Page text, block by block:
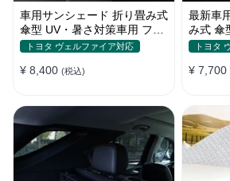
車用サンシェード 折り畳み式
傘型 UV・暑さ対策車用 フロ
ントカバー 収納簡単 おすす
トヨタ ヴェルファイア対応
¥ 8,400 (税込)
最新車
み式 傘
トヨタ
¥ 7,700